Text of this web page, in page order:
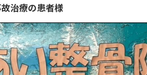
治療の患者様